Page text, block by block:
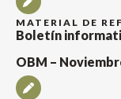
Boletín
OBM –
MATERIAL DE